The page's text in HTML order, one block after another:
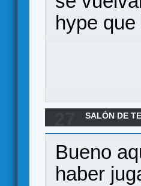
hype
SALÓN DE TE
Bueno
haber